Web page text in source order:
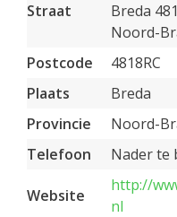
Straat
Breda
Noord-
Postcode
4818RC
Plaats
Breda
Provincie
Noord-
Telefoon
Nader te
Website
http://
nl